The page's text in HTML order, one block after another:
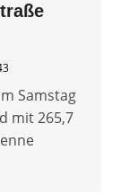
Samstag
mit 265,7